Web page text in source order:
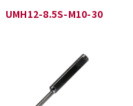
UMH12-8.5S-M10-30